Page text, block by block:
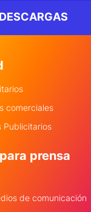
comerciales
Publicitarios
prensa
de comunicación